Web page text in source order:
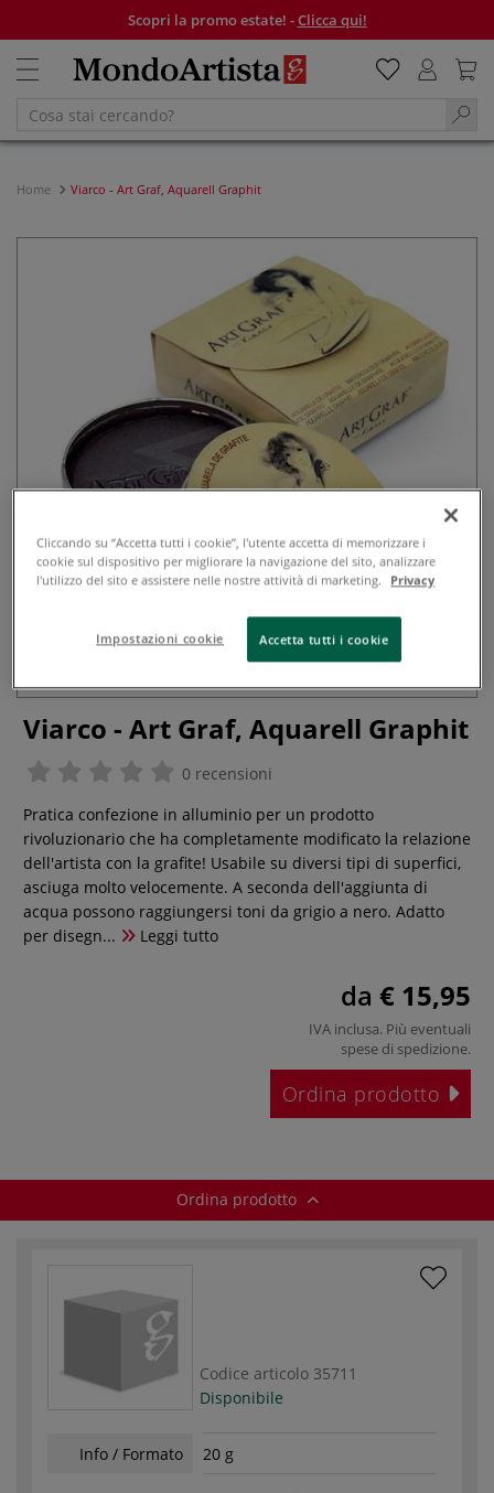
Scopri la promo estate! -Clicca qui!
Home Viarco - Art Graf, Aquarell Graphit
Viarco - Art Graf, Aquarell Graphit
0 recensioni
Pratica confezione in alluminio per un prodotto
rivoluzionario che ha completamente modificato la relazione
dell'artista con la grafite! Usabile su diversi tipi di superfici,
asciuga molto velocemente. A seconda dell'aggiunta di
acqua possono raggiungersi toni da grigio a nero. Adatto
per disegn...
Leggi tutto
da € 15,95
IVA inclusa. Più eventuali
spese di spedizione.
Ordina prodotto
Ordina prodotto
Codice articolo 35711
Disponibile
Info / Formato 20 g
Cliccando su “Accetta tutti i cookie”, l'utente accetta di memorizzare i
cookie sul dispositivo per migliorare la navigazione del sito, analizzare
l'utilizzo del sito e assistere nelle nostre attività di marketing. Privacy
Impostazioni cookie Accetta tutti i cookie